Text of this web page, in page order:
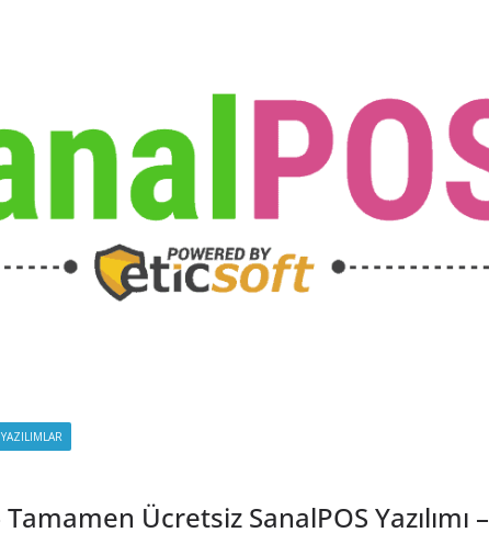
Ücretsiz SanalPOS Yazılımı –